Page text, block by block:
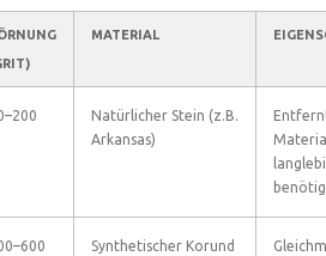
MATERIAL
Natürlicher Stein (z.B.
Arkansas)
Synthetischer Korund